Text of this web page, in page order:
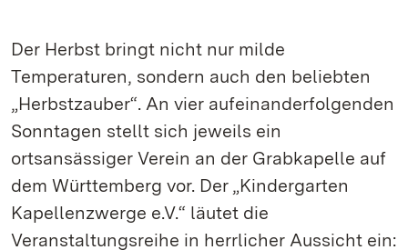
Der Herbst bringt nicht nur milde
Temperaturen, sondern auch den beliebten
„Herbstzauber“. An vier aufeinanderfolgenden
Sonntagen stellt sich jeweils ein
ortsansässiger Verein an der Grabkapelle auf
dem Württemberg vor. Der „Kindergarten
Kapellenzwerge e.V.“ läutet die
Veranstaltungsreihe in herrlicher Aussicht ein: